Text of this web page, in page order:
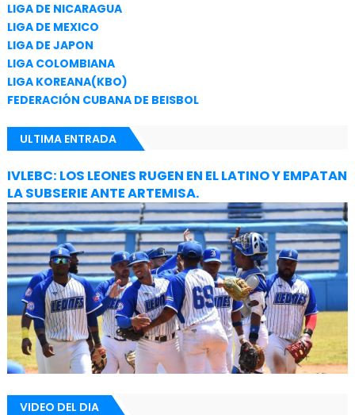
LIGA DE NICARAGUA
LIGA DE MEXICO
LIGA DE JAPON
LIGA COLOMBIANA
LIGA KOREANA(KBO)
FEDERACIÓN CUBANA DE BEISBOL
ULTIMA ENTRADA
IVLEBC: LOS LEONES RUGEN EN EL LATINO Y EMPATAN
LA SUBSERIE ANTE ARTEMISA.
VIDEO DEL DIA